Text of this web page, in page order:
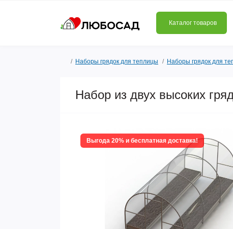
Каталог товаров
Наборы грядок для теплицы Наборы грядок для
Набор из двух высоких
Выгода 20% и бесплатная доставка!